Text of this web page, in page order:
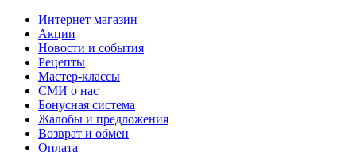
Интернет магазин
Акции
Новости и события
Рецепты
Мастер-классы
СМИ о нас
Бонусная система
Жалобы и предложения
Возврат и обмен
Оплата